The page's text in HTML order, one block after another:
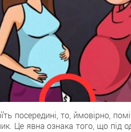
посередині, то, ймовірно,
Це явна ознака того, що